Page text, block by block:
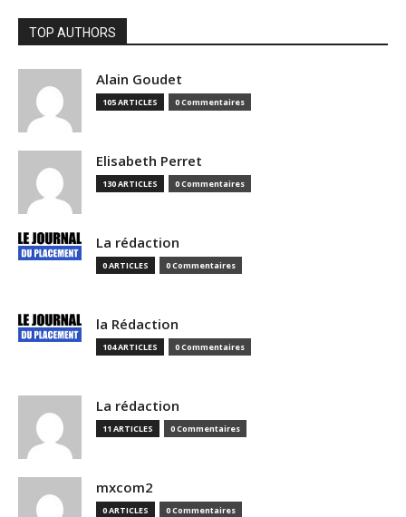
TOP AUTHORS
Alain Goudet
105 ARTICLES 0 Commentaires
Elisabeth Perret
130 ARTICLES 0 Commentaires
La rédaction
0 ARTICLES 0 Commentaires
la Rédaction
104 ARTICLES 0 Commentaires
La rédaction
11 ARTICLES 0 Commentaires
mxcom2
0 ARTICLES 0 Commentaires